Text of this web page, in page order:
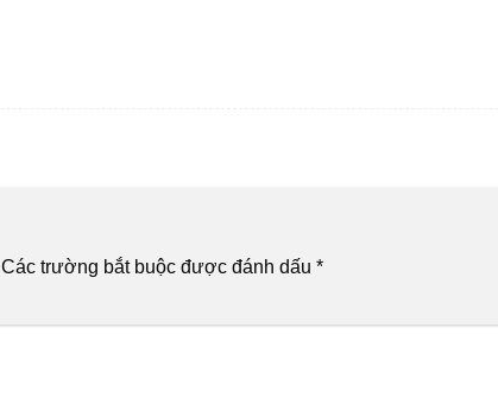
Các trường bắt buộc được đánh dấu *